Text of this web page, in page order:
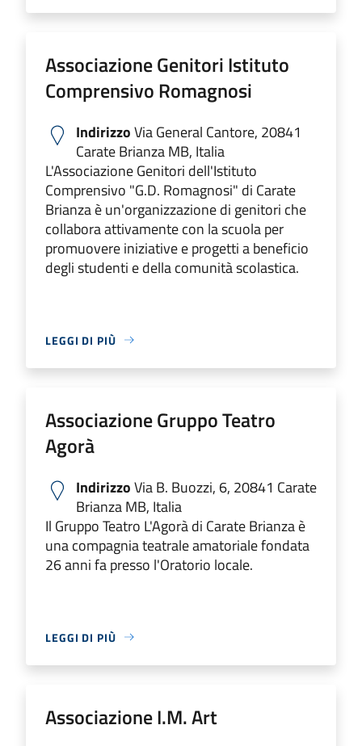
Associazione Genitori Istituto
Comprensivo Romagnosi
IndirizzoVia General Cantore, 20841
Carate Brianza MB, Italia
L'Associazione Genitori dell'Istituto
Comprensivo "G.D. Romagnosi" di Carate
Brianza è un'organizzazione di genitori che
collabora attivamente con la scuola per
promuovere iniziative e progetti a beneficio
degli studenti e della comunità scolastica.
LEGGI DI PIÙ
Associazione Gruppo Teatro
Agorà
IndirizzoVia B. Buozzi, 6, 20841 Carate
Brianza MB, Italia
Il Gruppo Teatro L'Agorà di Carate Brianza è
una compagnia teatrale amatoriale fondata
26 anni fa presso l'Oratorio locale.
LEGGI DI PIÙ
Associazione I.M. Art